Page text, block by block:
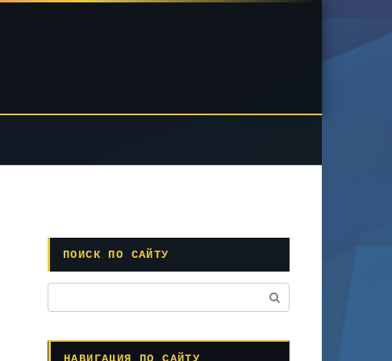
ПОИСК ПО САЙТУ